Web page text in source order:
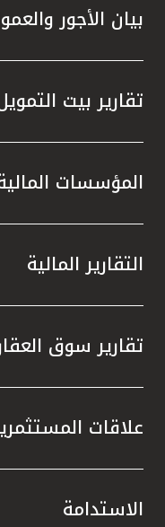
بيان الأجور
تقارير بيت
المؤسسات
التقارير المالية
تقارير سوق
علاقات
الاستدامة